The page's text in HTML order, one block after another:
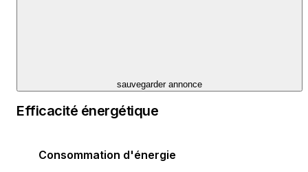
sauvegarder annonce
Efficacité énergétique
Consommation d'énergie